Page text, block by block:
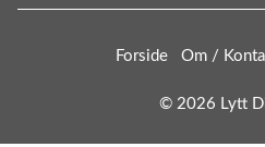
Forside Om /
© 2026 Lytt